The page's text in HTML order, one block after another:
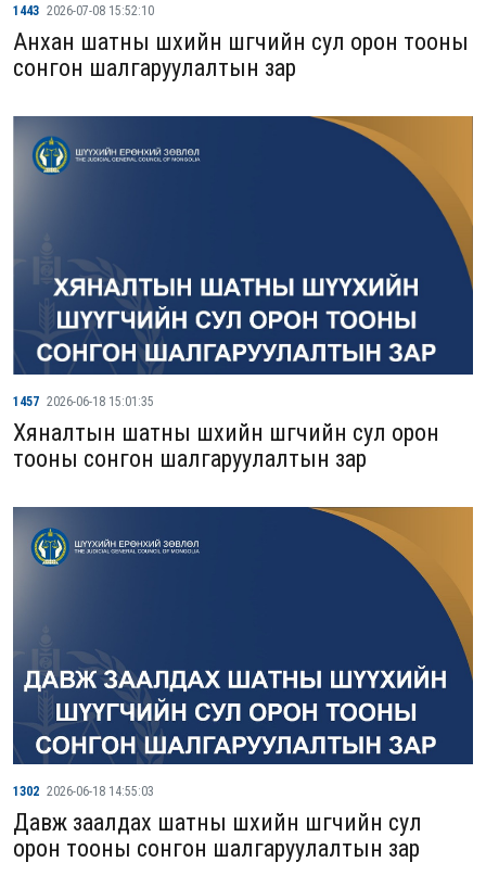
1443 2026-07-08 15:52:10
Анхан шатны шүүхийн шүүгчийн сул орон тооны
сонгон шалгаруулалтын зар
1457 2026-06-18 15:01:35
Хяналтын шатны шүүхийн шүүгчийн сул орон
тооны сонгон шалгаруулалтын зар
1302 2026-06-18 14:55:03
Давж заалдах шатны шүүхийн шүүгчийн сул
орон тооны сонгон шалгаруулалтын зар